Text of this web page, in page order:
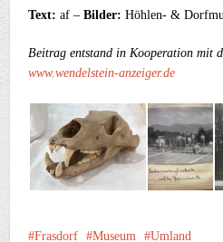
Text: af –Bilder: Höhlen- &
Beitrag entstand in Kooperation mit
www.wendelstein-anzeiger.de
Frasdorf Museum Umland